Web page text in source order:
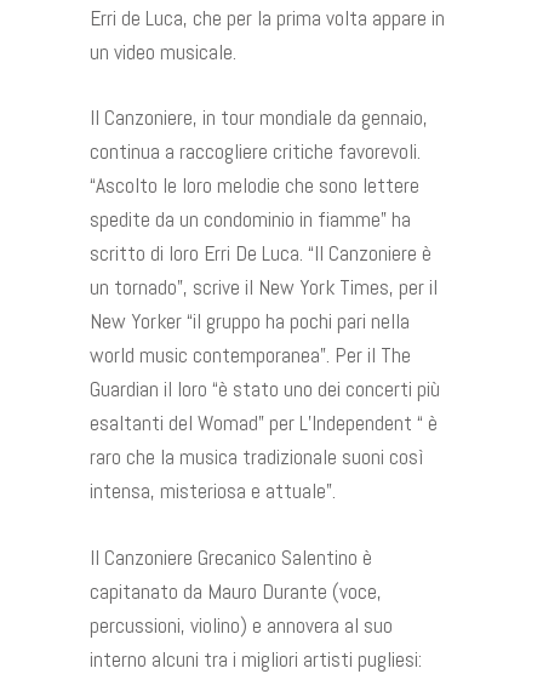
Erri de Luca, che per la prima volta appare in
un video musicale.
Il Canzoniere, in tour mondiale da gennaio,
continua a raccogliere critiche favorevoli.
“Ascolto le loro melodie che sono lettere
spedite da un condominio in fiamme” ha
scritto di loro Erri De Luca. “Il Canzoniere è
un tornado”, scrive il New York Times, per il
New Yorker “il gruppo ha pochi pari nella
world music contemporanea”. Per il The
Guardian il loro “è stato uno dei concerti più
esaltanti del Womad” per L’Independent “ è
raro che la musica tradizionale suoni così
intensa, misteriosa e attuale”.
Il Canzoniere Grecanico Salentino è
capitanato da Mauro Durante (voce,
percussioni, violino) e annovera al suo
interno alcuni tra i migliori artisti pugliesi: